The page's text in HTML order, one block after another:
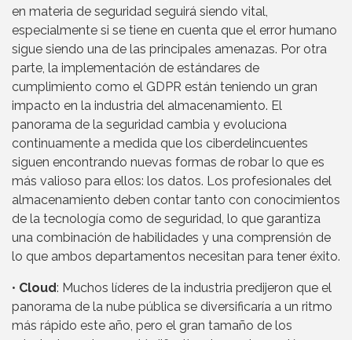
en materia de seguridad seguirá siendo vital,
especialmente si se tiene en cuenta que el error humano
sigue siendo una de las principales amenazas. Por otra
parte, la implementación de estándares de
cumplimiento como el GDPR están teniendo un gran
impacto en la industria del almacenamiento. El
panorama de la seguridad cambia y evoluciona
continuamente a medida que los ciberdelincuentes
siguen encontrando nuevas formas de robar lo que es
más valioso para ellos: los datos. Los profesionales del
almacenamiento deben contar tanto con conocimientos
de la tecnología como de seguridad, lo que garantiza
una combinación de habilidades y una comprensión de
lo que ambos departamentos necesitan para tener éxito.
• Cloud: Muchos líderes de la industria predijeron que el
panorama de la nube pública se diversificaría a un ritmo
más rápido este año, pero el gran tamaño de los